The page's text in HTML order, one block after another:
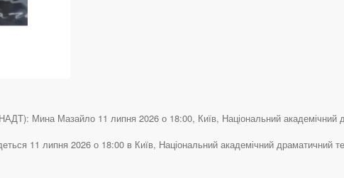
Мина Мазайло 11 липня 2026 о 18:00, Київ, Національний академічний
11 липня 2026 о 18:00 в Київ, Національний академічний драматичний